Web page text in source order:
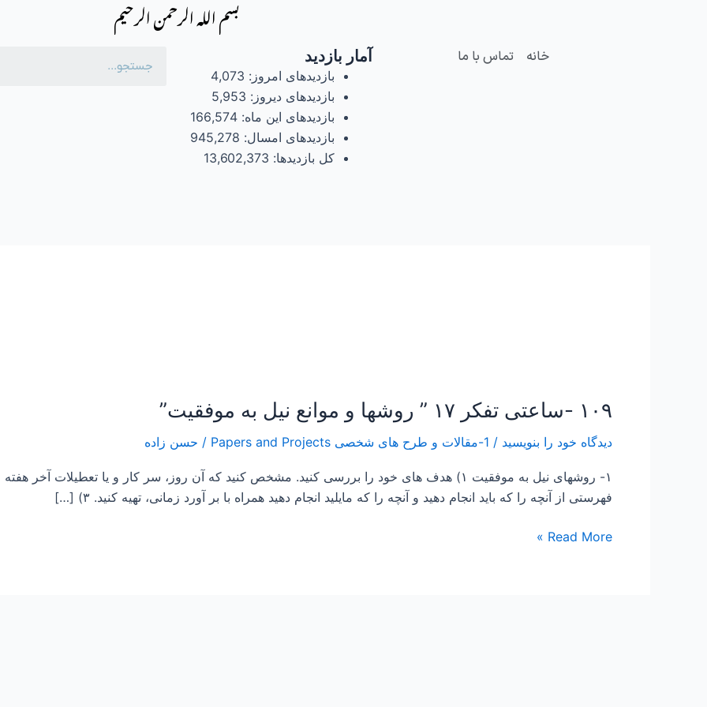
بسم الله الرحمن الرحیم
خانه تماس با ما آمار بازدید
بازدیدهای امروز: 4,073
بازدیدهای دیروز: 5,953
بازدیدهای این ماه:166,574
بازدیدهای امسال: 945,278
کل بازدیدها: 13,602,373
۱۰۹ -ساعتی تفکر ۱۷ ” روشها و موانع نیل به موفقیت”
دیدگاه‌ خود را بنویسید / 1-مقالات و طرح های شخصی Papers and Projects / حسن زاده
فهرستی از آنچه را که باید انجام دهید و آنچه را که مایلید انجام دهید همراه با بر آورد زمانی، تهیه کنید. ۳) […]
۱۰۹
تفکر
روشها
Read More »